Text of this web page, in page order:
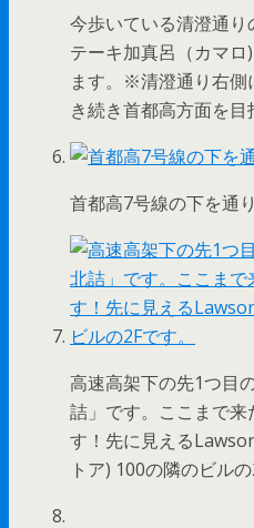
今歩いている清澄通り
テーキ加真呂（カマ
ます。※清澄通り右側
き続き首都高方面を目
首都高7号線の下を通
高速高架下の先1つ目
詰」です。ここまで
す！先に見える
トア) 100の隣のビルの